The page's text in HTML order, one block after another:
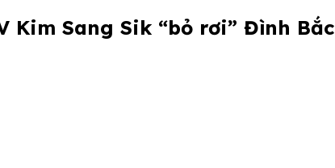
Kim Sang Sik “bỏ rơi” Đình Bắc